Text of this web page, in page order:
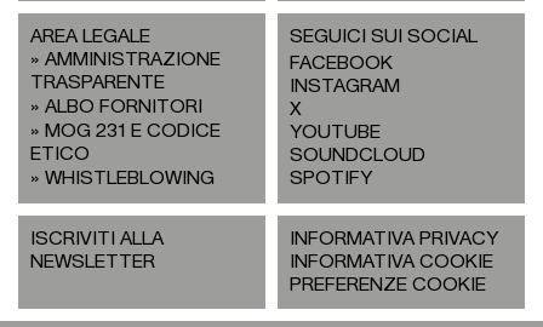
AREA LEGALE
AMMINISTRAZIONE
TRASPARENTE
ALBO FORNITORI
MOG 231 E CODICE
ETICO
WHISTLEBLOWING
SEGUICI SUI SOCIAL
FACEBOOK
INSTAGRAM
X
YOUTUBE
SOUNDCLOUD
SPOTIFY
ISCRIVITI ALLA
NEWSLETTER
INFORMATIVA PRIVACY
INFORMATIVA COOKIE
PREFERENZE COOKIE